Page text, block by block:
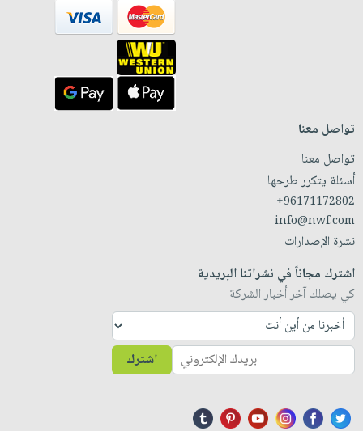
تواصل معنا
تواصل معنا
أسئلة يتكرر طرحها
+96171172802
info@nwf.com
نشرة الإصدارات
اشترك مجاناً في نشراتنا البريدية
كي يصلك آخر أخبار الشركة
اشترك